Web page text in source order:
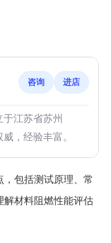
咨询 进店
江苏省苏州
，经验丰富。
包括测试原理、常
解材料阻燃性能评估